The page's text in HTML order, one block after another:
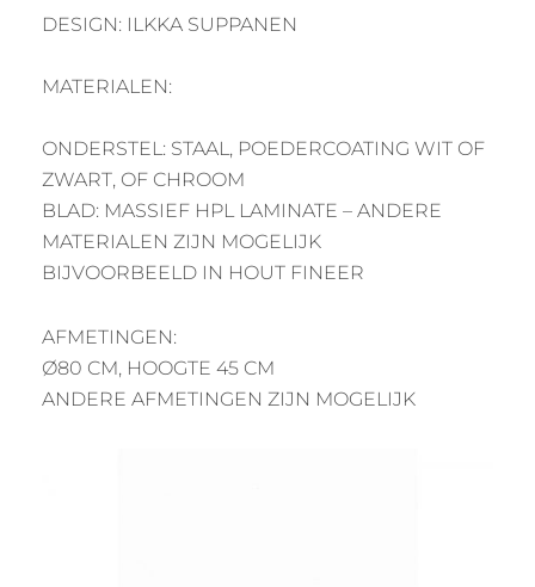
DESIGN: ILKKA SUPPANEN
MATERIALEN:
ONDERSTEL: STAAL, POEDERCOATING WIT OF
ZWART, OF CHROOM
BLAD: MASSIEF HPL LAMINATE – ANDERE
MATERIALEN ZIJN MOGELIJK
BIJVOORBEELD IN HOUT FINEER
AFMETINGEN:
Ø80 CM, HOOGTE 45 CM
ANDERE AFMETINGEN ZIJN MOGELIJK